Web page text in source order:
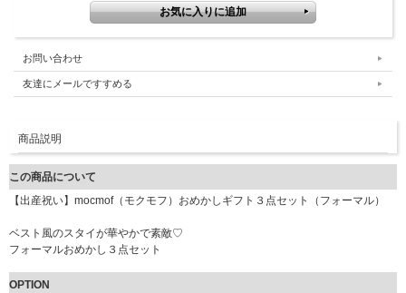
お問い合わせ
友達にメールですすめる
商品説明
この商品について
【出産祝い】mocmof（モクモフ）おめかしギフト３点セット（フォーマル）
ベスト風のスタイが華やかで素敵♡
フォーマルおめかし３点セット
OPTION